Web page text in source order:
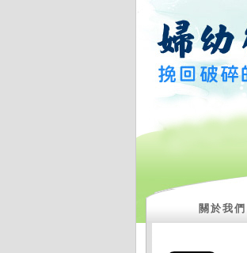
關於我們